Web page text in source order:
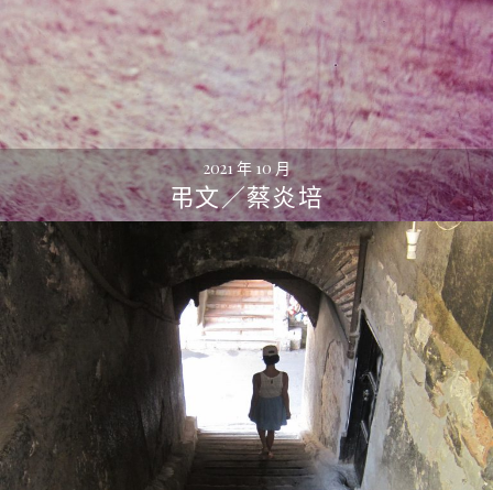
2021 年 10 月
弔文／蔡炎培